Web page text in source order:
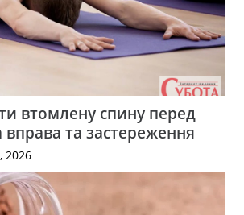
втомлену спину перед
вправа та застереження
2026